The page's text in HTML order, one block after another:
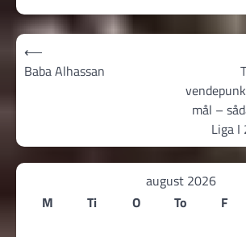
Indlægsnavigation
⟵
Baba Alhassan
mål –
Liga
august 2026
M
Ti O To F